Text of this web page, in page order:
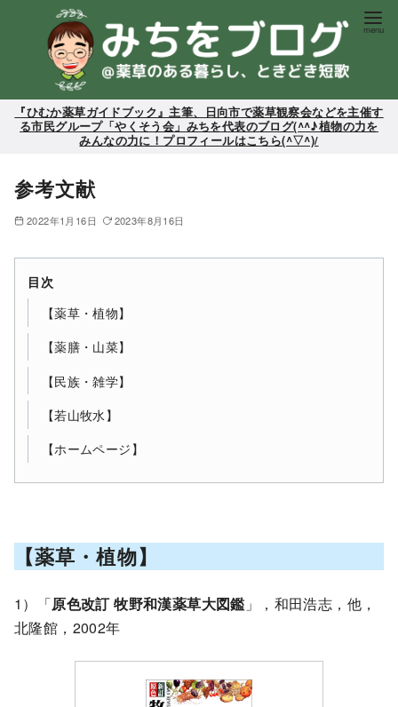
『ひむか薬草ガイドブック』主筆、日向市で薬草観察会などを主催す
る市民グループ「やくそう会」みちを代表のブログ(^^♪植物の力を
みんなの力に！プロフィールはこちら(^▽^)/
参考文献
2022年1月16日 2023年8月16日
目次
【薬草・植物】
【薬膳・山菜】
【民族・雑学】
【若山牧水】
【ホームページ】
【薬草・植物】
1）「原色改訂 牧野和漢薬草大図鑑 」，和田浩志，他，
北隆館，2002年